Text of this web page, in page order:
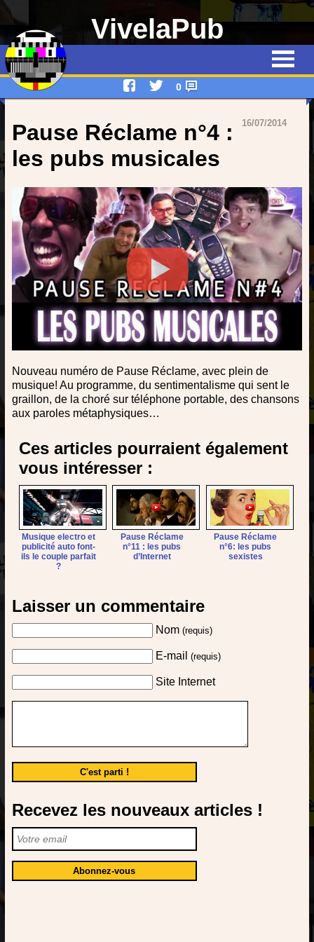
VivelaPub
Quiz
Qui suis-je ?
Interviews
Devenez rédacteur !
Contact
0
16/07/2014
Pause Réclame n°4 :
les pubs musicales
Nouveau numéro de Pause Réclame, avec plein de
musique! Au programme, du sentimentalisme qui sent le
graillon, de la choré sur téléphone portable, des chansons
aux paroles métaphysiques…
Ces articles pourraient également
vous intéresser :
Musique electro et
publicité auto font-
ils le couple parfait
?
Pause Réclame
n°11 : les pubs
d’Internet
Pause Réclame
n°6: les pubs
sexistes
Laisser un commentaire
Nom (requis)
E-mail (requis)
Site Internet
Recevez les nouveaux articles !